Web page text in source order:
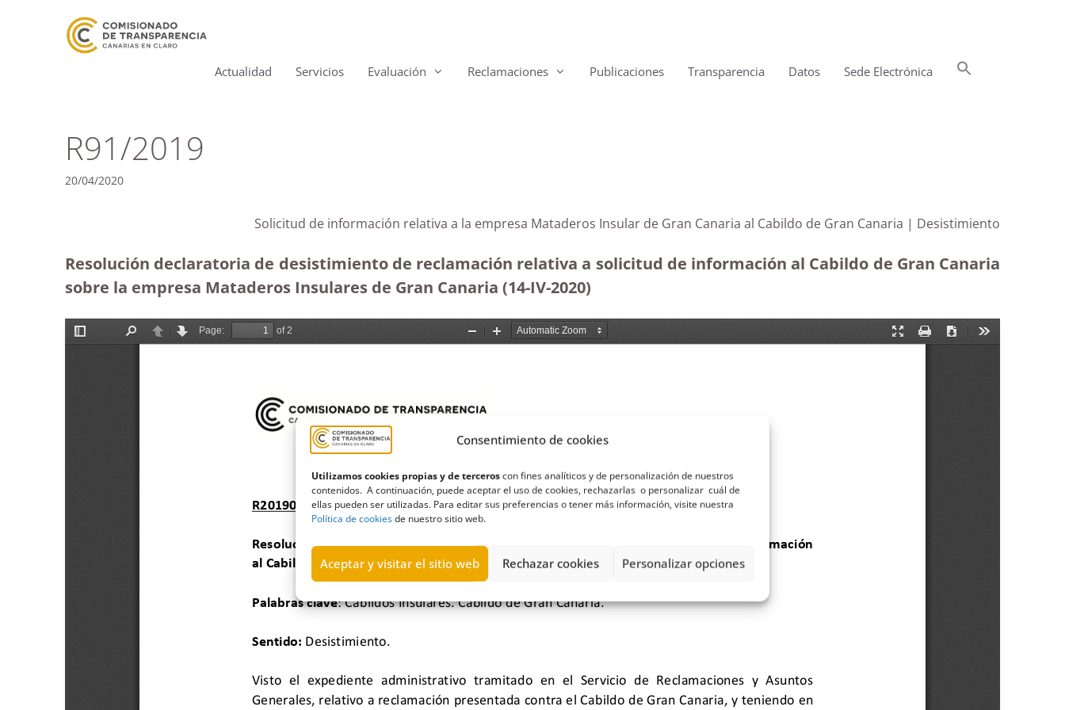
Consentimiento de cookies
Utilizamos cookies propias y de terceroscon fines analíticos y de personalización de nuestros
contenidos. A continuación, puede aceptar el uso de cookies, rechazarlas o personalizar cuál de
ellas pueden ser utilizadas. Para editar sus preferencias o tener más información, visite nuestra
Política de cookiesde nuestro sitio web.
Aceptar y visitar el sitio web Rechazar cookies Personalizar opciones
Actualidad Servicios Evaluación Reclamaciones Publicaciones Transparencia Datos Sede Electrónica
R91/2019
20/04/2020
Solicitud de información relativa a la empresa Mataderos Insular de Gran Canaria al Cabildo de Gran Canaria | Desistimiento
Resolución declaratoria de desistimiento de reclamación relativa a solicitud de información al Cabildo de Gran Canaria
sobre la empresa Mataderos Insulares de Gran Canaria (14-IV-2020)